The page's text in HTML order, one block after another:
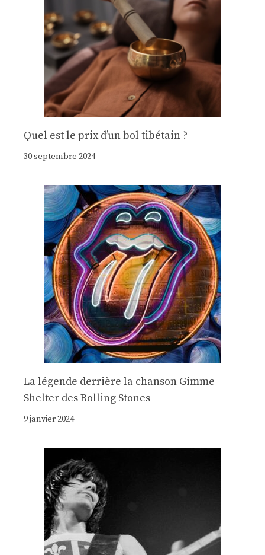
Quel est le prix d’un bol tibétain ?
30 septembre 2024
La légende derrière la chanson Gimme
Shelter des Rolling Stones
9 janvier 2024